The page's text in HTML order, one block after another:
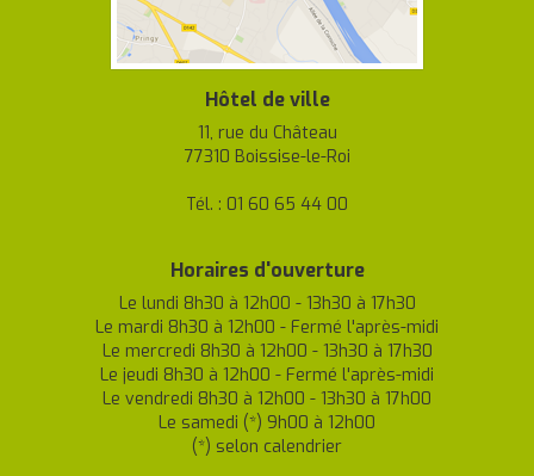
Hôtel de ville
11, rue du Château
77310 Boissise-le-Roi
Tél. : 01 60 65 44 00
Horaires d'ouverture
Le lundi 8h30 à 12h00 - 13h30 à 17h30
Le mardi 8h30 à 12h00 - Fermé l'après-midi
Le mercredi 8h30 à 12h00 - 13h30 à 17h30
Le jeudi 8h30 à 12h00 - Fermé l'après-midi
Le vendredi 8h30 à 12h00 - 13h30 à 17h00
Le samedi (*) 9h00 à 12h00
(*) selon calendrier